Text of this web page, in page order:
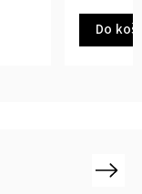
Do
Next